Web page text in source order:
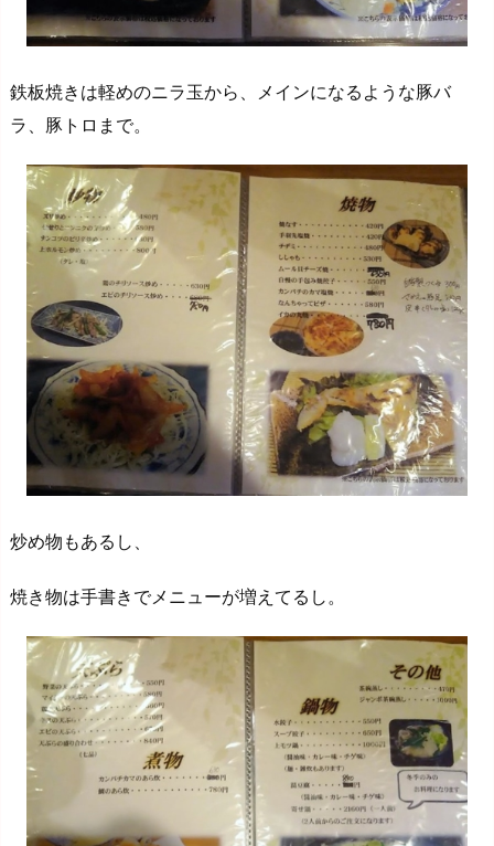
鉄板焼きは軽めのニラ玉から、メインになるような豚バ
ラ、豚トロまで。
炒め物もあるし、
焼き物は手書きでメニューが増えてるし。